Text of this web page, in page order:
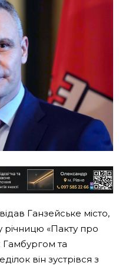
Ганзейське місто,
«Пакту про
Гамбургом та
він зустрівся з